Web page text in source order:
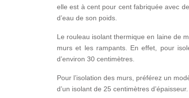
elle est à cent pour cent fabriquée avec
d’eau de son poids
Le rouleau isolant thermique en laine de
murs et les rampants. En effet, pour
d’environ 30 centimètres.
Pour l’isolationdes murs , préférez un
d’un isolant de 25 centimètres d’épaisseur.